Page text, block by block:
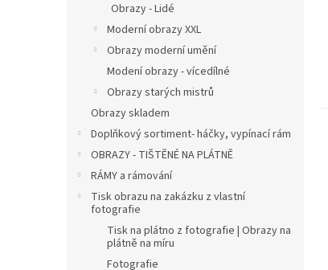
Obrazy - Lidé
Moderní obrazy XXL
Obrazy moderní umění
Modení obrazy - vícedílné
Obrazy starých mistrů
Obrazy skladem
Doplňkový sortiment- háčky, vypínací rám
OBRAZY - TIŠTĚNÉ NA PLÁTNĚ
RÁMY a rámování
Tisk obrazu na zakázku z vlastní
fotografie
Tisk na plátno z fotografie | Obrazy na
plátně na míru
Fotografie